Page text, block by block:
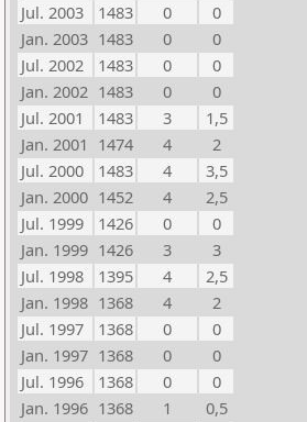
Jul. 2003
1483 0
0
Jan. 2003 1483 0
0
Jul. 2002
1483 0
0
Jan. 2002 1483 0
0
Jul. 2001
1483 3
1,5
Jan. 2001 1474 4
2
Jul. 2000
1483 4
3,5
Jan. 2000 1452 4
2,5
Jul. 1999
1426 0
0
Jan. 1999 1426 3
3
Jul. 1998
1395 4
2,5
Jan. 1998 1368 4
2
Jul. 1997
1368 0
0
Jan. 1997 1368 0
0
Jul. 1996
1368 0
0
Jan. 1996 1368 1
0,5